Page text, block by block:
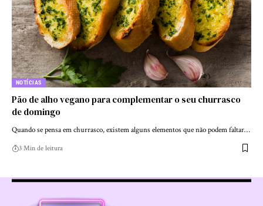
NOTÍCIAS
Pão de alho vegano para complementar o seu churrasco
de domingo
Quando se pensa em churrasco, existem alguns elementos que não podem faltar…
3 Min de leitura